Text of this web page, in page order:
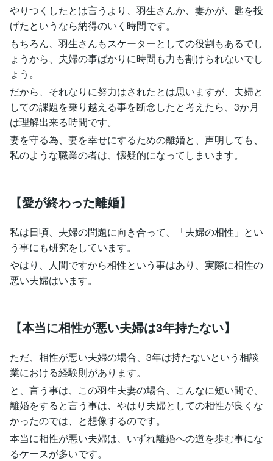
やりつくしたとは言うより、羽生さんか、妻かが、匙を投
げたというなら納得のいく時間です。
もちろん、羽生さんもスケーターとしての役割もあるでし
ょうから、夫婦の事ばかりに時間も力も割けられないでし
ょう。
だから、それなりに努力はされたとは思いますが、夫婦と
しての課題を乗り越える事を断念したと考えたら、3か月
は理解出来る時間です。
妻を守る為、妻を幸せにするための離婚と、声明しても、
私のような職業の者は、懐疑的になってしまいます。
【愛が終わった離婚】
私は日頃、夫婦の問題に向き合って、「夫婦の相性」とい
う事にも研究をしています。
やはり、人間ですから相性という事はあり、実際に相性の
悪い夫婦はいます。
【本当に相性が悪い夫婦は3年持たない】
ただ、相性が悪い夫婦の場合、3年は持たないという相談
業における経験則があります。
と、言う事は、この羽生夫妻の場合、こんなに短い間で、
離婚をすると言う事は、やはり夫婦としての相性が良くな
かったのでは、と想像するのです。
本当に相性が悪い夫婦は、いずれ離婚への道を歩む事にな
るケースが多いです。